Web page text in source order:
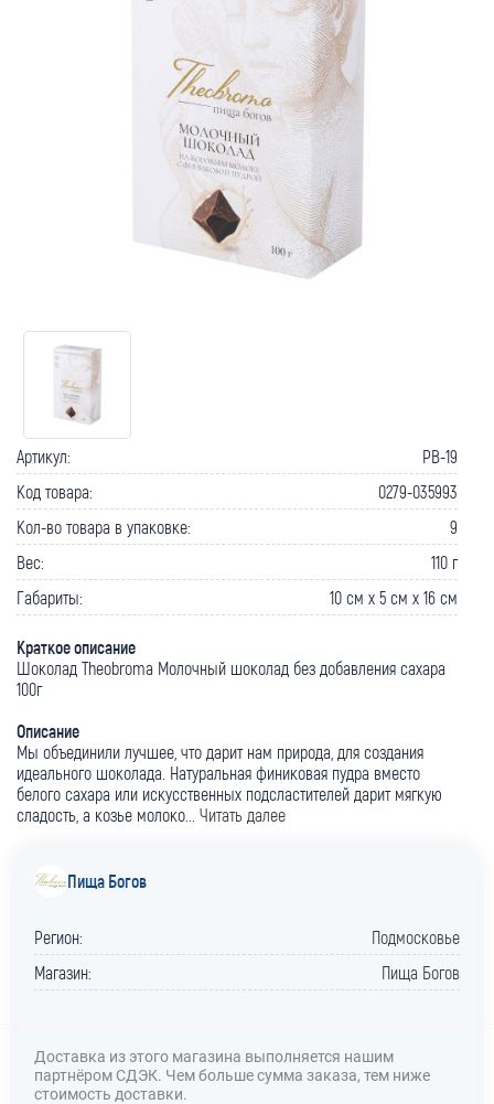
Артикул:
PB-19
Код товара:
0279-035993
Кол-во товара в упаковке:
9
Вес:
110 г
Габариты:
10 cм x 5 cм x 16 cм
Краткое описание
Шоколад Theobroma Молочный шоколад без добавления сахара
100г
Описание
Мы объединили лучшее, что дарит нам природа, для создания
идеального шоколада. Натуральная финиковая пудра вместо
белого сахара или искусственных подсластителей дарит мягкую
сладость, а козье молоко... Читать далее
Пища Богов
Регион:
Подмосковье
Магазин:
Пища Богов
Доставка из этого магазина выполняется нашим
партнёром СДЭК. Чем больше сумма заказа, тем ниже
стоимость доставки.